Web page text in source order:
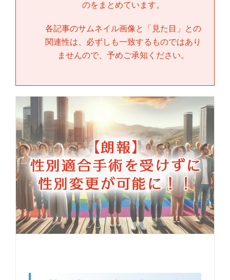
のをまとめています。
各記事のサムネイル画像と「 見た目 」との
関連性は、必ずしも一致するものではあり
ませんので、予めご承知ください。